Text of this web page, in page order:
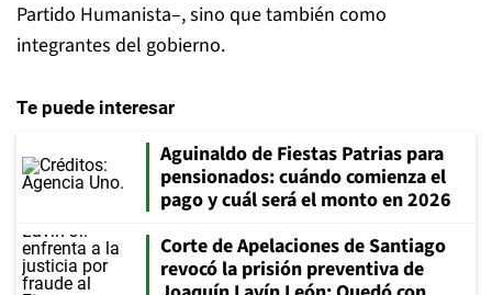
Partido Humanista–, sino que también como
integrantes del gobierno.
Te puede interesar
Aguinaldo de Fiestas Patrias para
pensionados: cuándo comienza el
pago y cuál será el monto en 2026
Corte de Apelaciones de Santiago
revocó la prisión preventiva de